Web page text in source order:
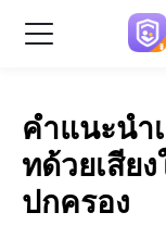
คำแนะนำ
ทด้วยเสีย
ปกครอง